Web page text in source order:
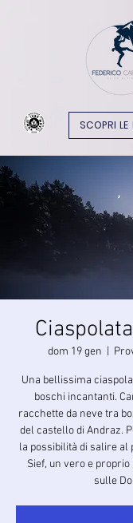
SCOPRI LE
dom 19 gen
Una bellissima
boschi incantanti.
racchette da neve tra
del castello di Andraz.
la possibilità di salire al
Sief, un vero e
sulle